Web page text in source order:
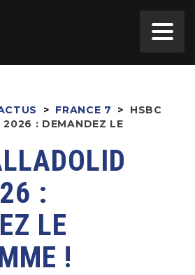
> FRANCE 7 >
HSBC
: DEMANDEZ LE
:
LE
!